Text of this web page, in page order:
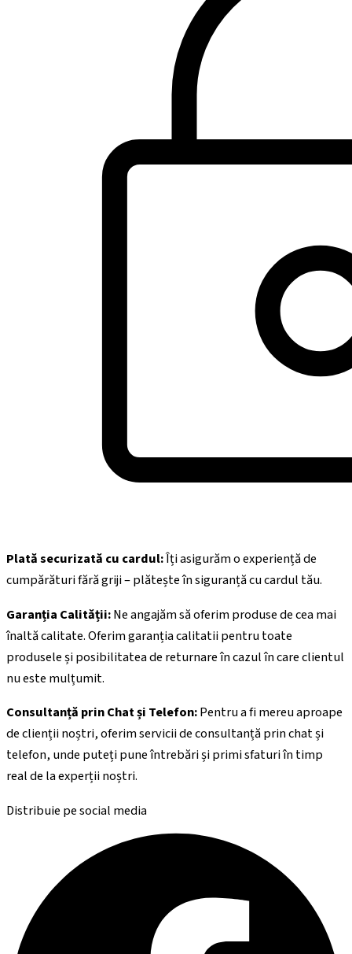
Plată securizată cu cardul:Îți asigurăm o experiență de
cumpărături fără griji – plătește în siguranță cu cardul tău.
Garanția Calității:Ne angajăm să oferim produse de cea mai
înaltă calitate. Oferim garanția calitatii pentru toate
produsele și posibilitatea de returnare în cazul în care clientul
nu este mulțumit.
Consultanță prin Chat și Telefon:Pentru a fi mereu aproape
de clienții noștri, oferim servicii de consultanță prin chat și
telefon, unde puteți pune întrebări și primi sfaturi în timp
real de la experții noștri.
Distribuie pe social media